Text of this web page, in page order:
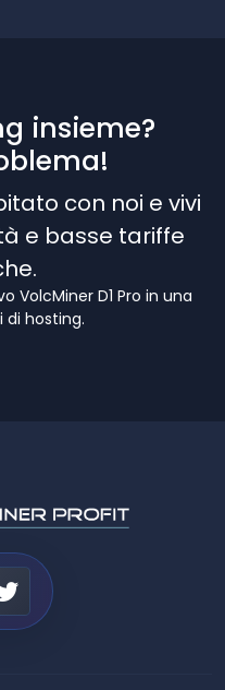
insieme?
con noi e vivi
e basse tariffe
VolcMiner D1 Pro in una
di hosting.